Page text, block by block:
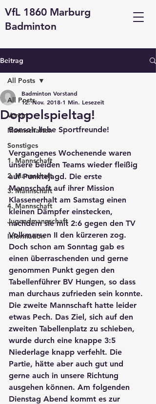
VfL 1860 Marburg
Badminton
Beitrag
All Posts
Verein
Mannschaften
Sonstiges
1. Mannschaft
2. Mannschaft
3. Mannschaft
4. Mannschaft
Jugendmannschaft
Information
All Posts
Doppelspieltag!
Badminton Vorstand
12. Nov. 2018 1 Min. Lesezeit
Bonsoir liebe Sportfreunde!
Vergangenes Wochenende waren
unsere beiden Teams wieder fleißig
auf Punktejagd. Die erste
Mannschaft auf ihrer Mission
Klassenerhalt am Samstag einen
kleinen Dämpfer einstecken,
nachdem sie mit 2:6 gegen den TV
Volkmarsen II den kürzeren zog.
Doch schon am Sonntag gab es
einen überraschenden und gerne
genommen Punkt gegen den
Tabellenführer BV Hungen, so dass
man durchaus zufrieden sein konnte.
Die zweite Mannschaft hatte leider
etwas Pech. Das Ziel, sich auf den
zweiten Tabellenplatz zu schieben,
wurde durch eine knappe 3:5
Niederlage knapp verfehlt. Die
Partie, hätte aber auch gut und
gerne auch in unsere Richtung
ausgehen können. Am folgenden
Dienstag Abend kommt es zur